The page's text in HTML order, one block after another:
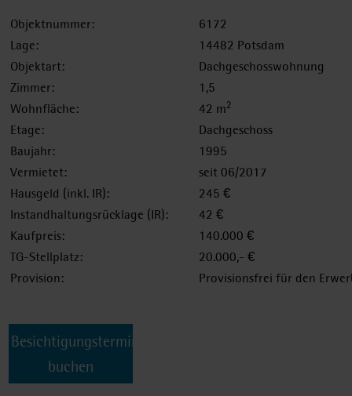
Objektnummer:
6172
Lage:
14482 Potsdam
Objektart:
Dachgeschosswohnung
Zimmer:
1,5
Wohnfläche:
42 m2
Etage:
Dachgeschoss
Baujahr:
1995
Vermietet:
seit 06/2017
Hausgeld (inkl. IR):
245 €
Instandhaltungsrücklage (IR):
42 €
Kaufpreis:
140.000 €
TG-Stellplatz:
20.000,- €
Provision:
Provisionsfrei für den
Besichtigungstermin
buchen